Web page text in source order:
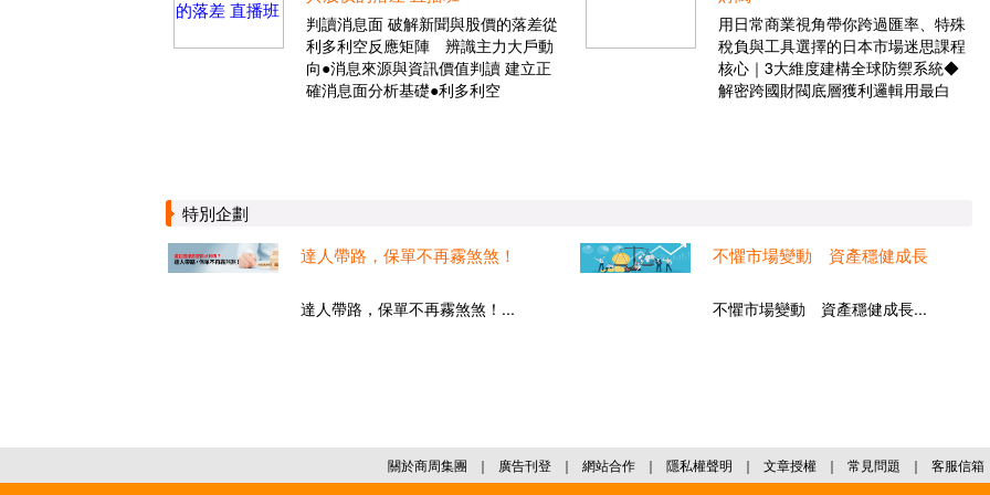
判讀消息面 破解新聞與股價的落差從
利多利空反應矩陣 辨識主力大戶動
向●消息來源與資訊價值判讀 建立正
確消息面分析基礎●利多利空
用日常商業視角帶你跨過匯率、特殊
稅負與工具選擇的日本市場迷思課程
核心｜3大維度建構全球防禦系統◆
解密跨國財閥底層獲利邏輯用最白
特別企劃
達人帶路，保單不再霧煞煞！
達人帶路，保單不再霧煞煞！...
不懼市場變動 資產穩健成長
不懼市場變動 資產穩健成長...
關於商周集團 ｜ 廣告刊登 ｜ 網站合作 ｜ 隱私權聲明 ｜ 文章授權 ｜ 常見問題 ｜ 客服信箱